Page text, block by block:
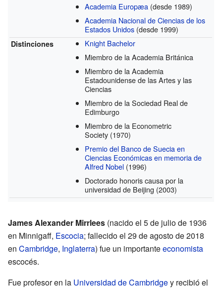
Academia Europæa (desde 1989)
Academia Nacional de Ciencias de los
Estados Unidos (desde 1999)
Distinciones
Knight Bachelor
Miembro de la Academia Británica
Miembro de la Academia
Estadounidense de las Artes y las
Ciencias
Miembro de la Sociedad Real de
Edimburgo
Miembro de la Econometric
Society (1970)
Premio del Banco de Suecia en
Ciencias Económicas en memoria de
Alfred Nobel (1996)
Doctorado honoris causa por la
universidad de Beijing (2003)
James Alexander Mirrlees (nacido el 5 de julio de 1936
en Minnigaff, Escocia; fallecido el 29 de agosto de 2018
en Cambridge, Inglaterra) fue un importanteeconomista
escocés.
Fue profesor en la Universidad de Cambridgey recibió el